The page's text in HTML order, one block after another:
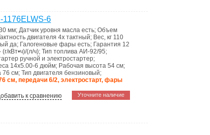
1176ELWS-6
мм; Датчик уровня масла есть; Объем
двигателя 4х тактный; Вес, кг 110
да; Галогеновые фары есть; Гарантия 12
кВт•ч)/(л/ч); Тип топлива АИ-92/95;
ручной и электростартер;
14x5.00-6 дюйм; Рабочая высота 54 см;
76 см; Тип двигателя бензиновый;
см, передачи 6/2, электростарт, фары
Уточните наличие
к сравнению